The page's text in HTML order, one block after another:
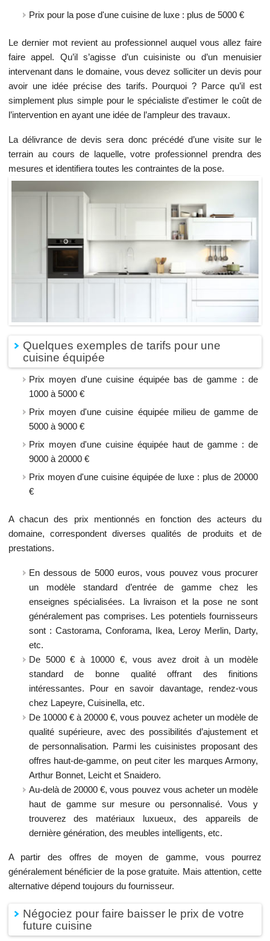
Prix pour la pose d'une cuisine de luxe : plus de 5000 €
Le dernier mot revient au professionnel auquel vous allez faire
faire appel. Qu’il s’agisse d’un cuisiniste ou d’un menuisier
intervenant dans le domaine, vous devez solliciter un devis pour
avoir une idée précise des tarifs. Pourquoi ? Parce qu’il est
simplement plus simple pour le spécialiste d’estimer le coût de
l’intervention en ayant une idée de l’ampleur des travaux.
La délivrance de devis sera donc précédé d’une visite sur le
terrain au cours de laquelle, votre professionnel prendra des
mesures et identifiera toutes les contraintes de la pose.
Quelques exemples de tarifs pour une
cuisine équipée
Prix moyen d'une cuisine équipée bas de gamme : de
1000 à 5000 €
Prix moyen d'une cuisine équipée milieu de gamme de
5000 à 9000 €
Prix moyen d'une cuisine équipée haut de gamme : de
9000 à 20000 €
Prix moyen d'une cuisine équipée de luxe : plus de 20000
€
A chacun des prix mentionnés en fonction des acteurs du
domaine, correspondent diverses qualités de produits et de
prestations.
En dessous de 5000 euros, vous pouvez vous procurer
un modèle standard d’entrée de gamme chez les
enseignes spécialisées. La livraison et la pose ne sont
généralement pas comprises. Les potentiels fournisseurs
sont : Castorama, Conforama, Ikea, Leroy Merlin, Darty,
etc.
De 5000 € à 10000 €, vous avez droit à un modèle
standard de bonne qualité offrant des finitions
intéressantes. Pour en savoir davantage, rendez-vous
chez Lapeyre, Cuisinella, etc.
De 10000 € à 20000 €, vous pouvez acheter un modèle de
qualité supérieure, avec des possibilités d’ajustement et
de personnalisation. Parmi les cuisinistes proposant des
offres haut-de-gamme, on peut citer les marques Armony,
Arthur Bonnet, Leicht et Snaidero.
Au-delà de 20000 €, vous pouvez vous acheter un modèle
haut de gamme sur mesure ou personnalisé. Vous y
trouverez des matériaux luxueux, des appareils de
dernière génération, des meubles intelligents, etc.
A partir des offres de moyen de gamme, vous pourrez
généralement bénéficier de la pose gratuite. Mais attention, cette
alternative dépend toujours du fournisseur.
Négociez pour faire baisser le prix de votre
future cuisine